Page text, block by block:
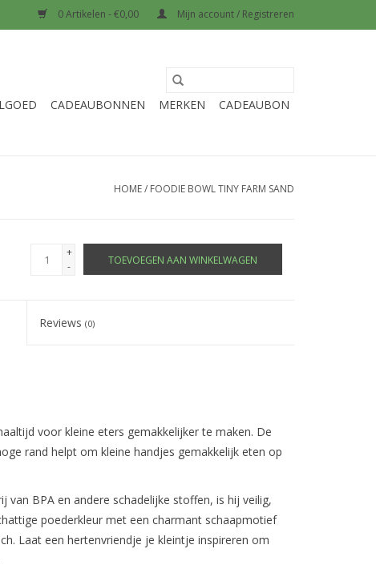
0 Artikelen - €0,00 Mijn account / Registreren
CADEAUBONNEN MERKEN CADEAUBON
HOME/ FOODIE BOWL TINY FARM SAND
+
-
TOEVOEGEN AAN WINKELWAGEN
Reviews(0)
voor kleine eters gemakkelijker te maken. De
rand helpt om kleine handjes gemakkelijk eten op
van BPA en andere schadelijke stoffen, is hij veilig,
poederkleur met een charmant schaapmotief
Laat een hertenvriendje je kleintje inspireren om